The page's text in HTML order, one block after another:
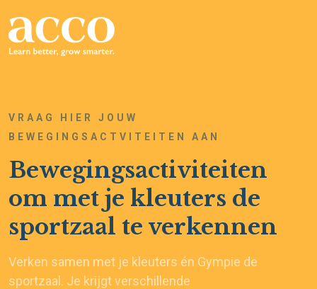
VRAAG HIER JOUW
BEWEGINGSACTVITEITEN AAN
Bewegingsactiviteiten
om met je kleuters de
sportzaal te verkennen
Verken samen met je kleuters én Gympie de
sportzaal. Je krijgt verschillende